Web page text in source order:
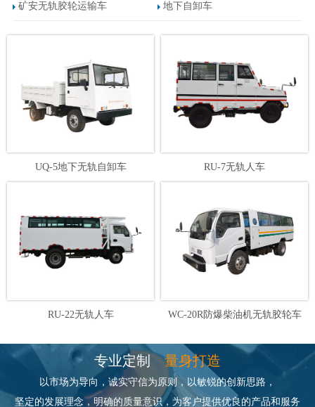
矿安无轨胶轮运输车 地下自卸车
UQ-5地下无轨自卸车 RU-7无轨人车
RU-22无轨人车 WC-20R防爆柴油机无轨胶轮车
专业定制量身打造
以市场为导向，诚实守信为原则，以敏锐的创新思路，
坚定的发展理念，明确的质量意识，为客户提供优良的产品和服务